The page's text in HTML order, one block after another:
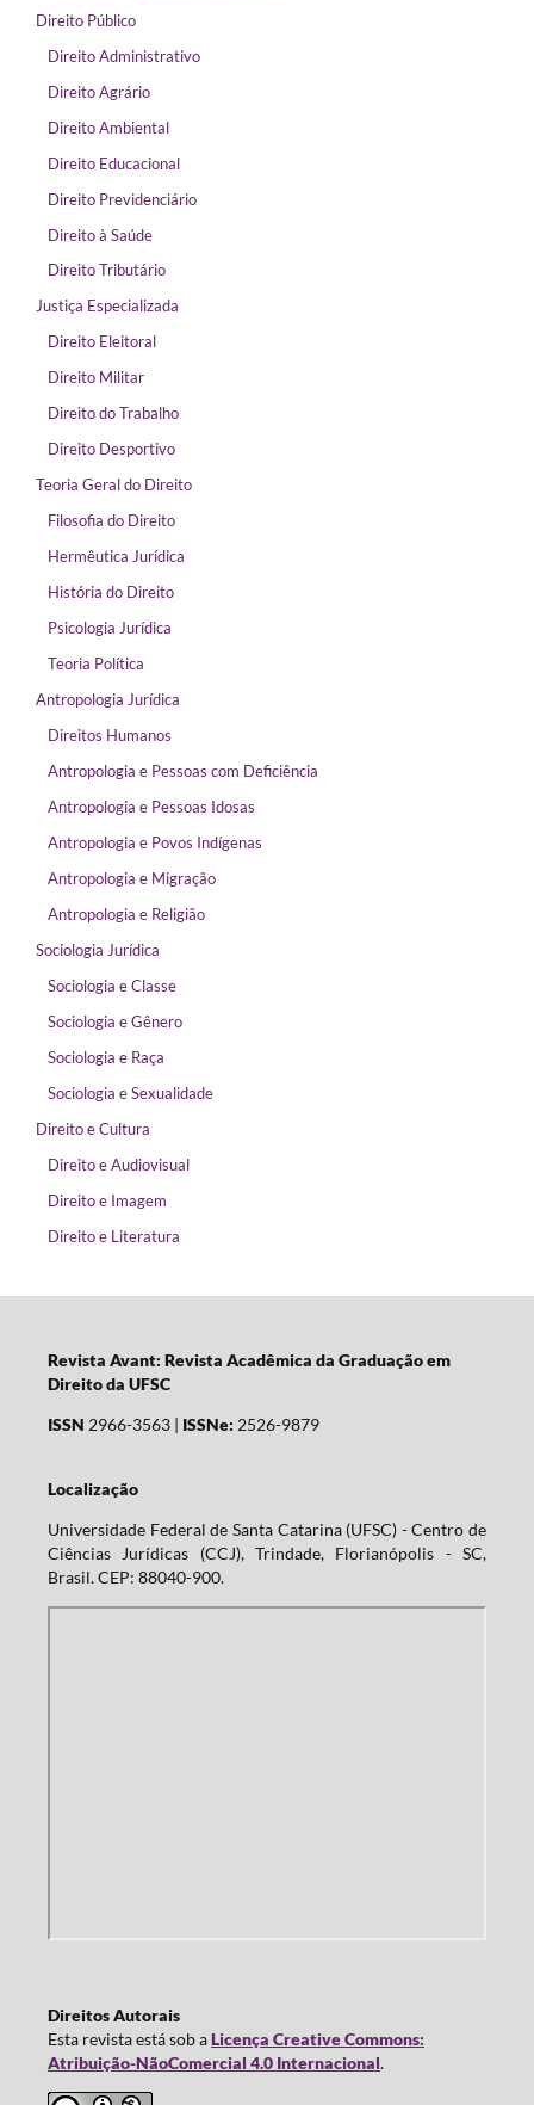
Direito Público
Direito Administrativo
Direito Agrário
Direito Ambiental
Direito Educacional
Direito Previdenciário
Direito à Saúde
Direito Tributário
Justiça Especializada
Direito Eleitoral
Direito Militar
Direito do Trabalho
Direito Desportivo
Teoria Geral do Direito
Filosofia do Direito
Hermêutica Jurídica
História do Direito
Psicologia Jurídica
Teoria Política
Antropologia Jurídica
Direitos Humanos
Antropologia e Pessoas com Deficiência
Antropologia e Pessoas Idosas
Antropologia e Povos Indígenas
Antropologia e Migração
Antropologia e Religião
Sociologia Jurídica
Sociologia e Classe
Sociologia e Gênero
Sociologia e Raça
Sociologia e Sexualidade
Direito e Cultura
Direito e Audiovisual
Direito e Imagem
Direito e Literatura
Revista Avant: Revista Acadêmica da Graduação em
Direito da UFSC
ISSN 2966-3563 | ISSNe: 2526-9879
Localização
Universidade Federal de Santa Catarina (UFSC) - Centro de
Ciências Jurídicas (CCJ), Trindade, Florianópolis - SC,
Brasil. CEP: 88040-900.
Direitos Autorais
Esta revista está sob aLicença Creative Commons:
Atribuição-NãoComercial 4.0 Internacional.